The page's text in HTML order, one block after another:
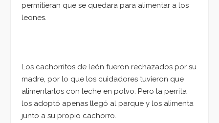
permitieran que se quedara para alimentar a los
leones.
Los cachorritos de león fueron rechazados por su
madre, por lo que los cuidadores tuvieron que
alimentarlos con leche en polvo. Pero la perrita
los adoptó apenas llegó al parque y los alimenta
junto a su propio cachorro.